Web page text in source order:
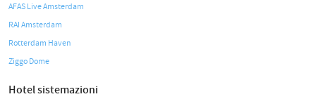
AFAS Live Amsterdam
RAI Amsterdam
Rotterdam Haven
Ziggo Dome
Hotel sistemazioni